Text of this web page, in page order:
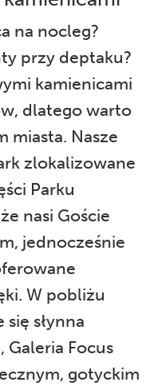
na nocleg?
przy deptaku?
kamienicami
dlatego warto
miasta. Nasze
zlokalizowane
Parku
nasi Goście
jednocześnie
W pobliżu
słynna
Galeria Focus
gotyckim